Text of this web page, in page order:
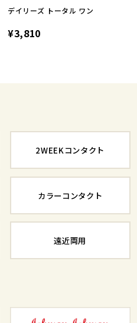
デイリーズ トータル ワン
¥3,810
2WEEKコンタクト
カラーコンタクト
遠近両用